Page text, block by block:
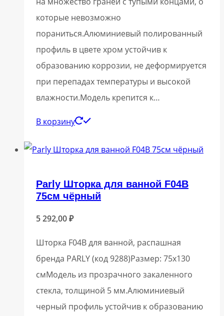
которые невозможно
пораниться.Алюминиевый полированный
профиль в цвете хром устойчив к
образованию коррозии, не деформируется
при перепадах температуры и высокой
влажности.Модель крепится к…
В корзину
Parly Шторка для ванной F04B
75см чёрный
5 292,00₽
Шторка F04B для ванной, распашная
бренда PARLY (код 9288)Размер: 75х130
смМодель из прозрачного закаленного
стекла, толщиной 5 мм.Алюминиевый
черный профиль устойчив к образованию